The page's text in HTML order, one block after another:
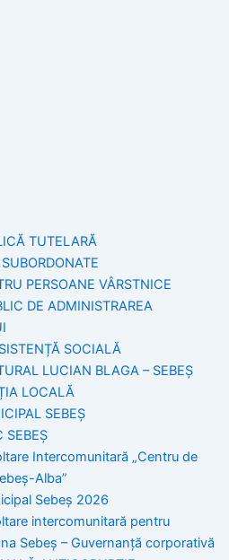
TUTELARĂ
PERSOANE VÂRSTNICE
DE ADMINISTRAREA
SOCIALĂ
LUCIAN BLAGA – SEBEȘ
LOCALĂ
SEBEȘ
SEBEȘ
Intercomunitară „Centru de
Alba”
Sebeș 2026
intercomunitară pentru
Sebeș – Guvernanță corporativă